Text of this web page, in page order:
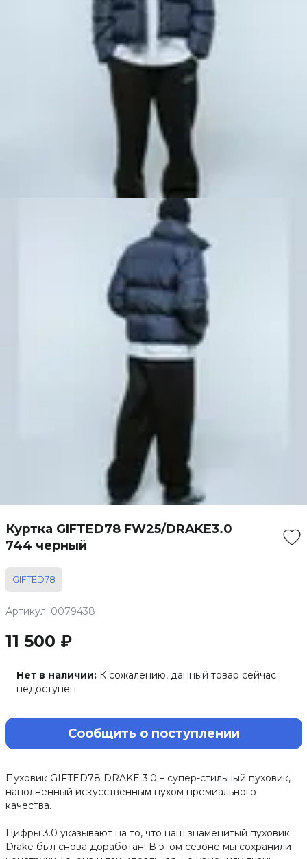
Куртка GIFTED78 FW25/DRAKE3.0
744 черный
GIFTED78
Артикул: 0079438
11 500 ₽
Нет в наличии: К сожалению, данный товар сейчас
недоступен
Сообщить о поступлении
Пуховик GIFTED78 DRAKE 3.0 – супер-стильный пуховик,
наполненный искусственным пухом премиального
качества.
Цифры 3.0 указывают на то, что наш знаменитый пуховик
Drake был снова доработан! В этом сезоне мы сохранили